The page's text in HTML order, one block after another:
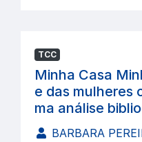
TCC
Minha Casa
e das mulheres
ma análise
BARBARA